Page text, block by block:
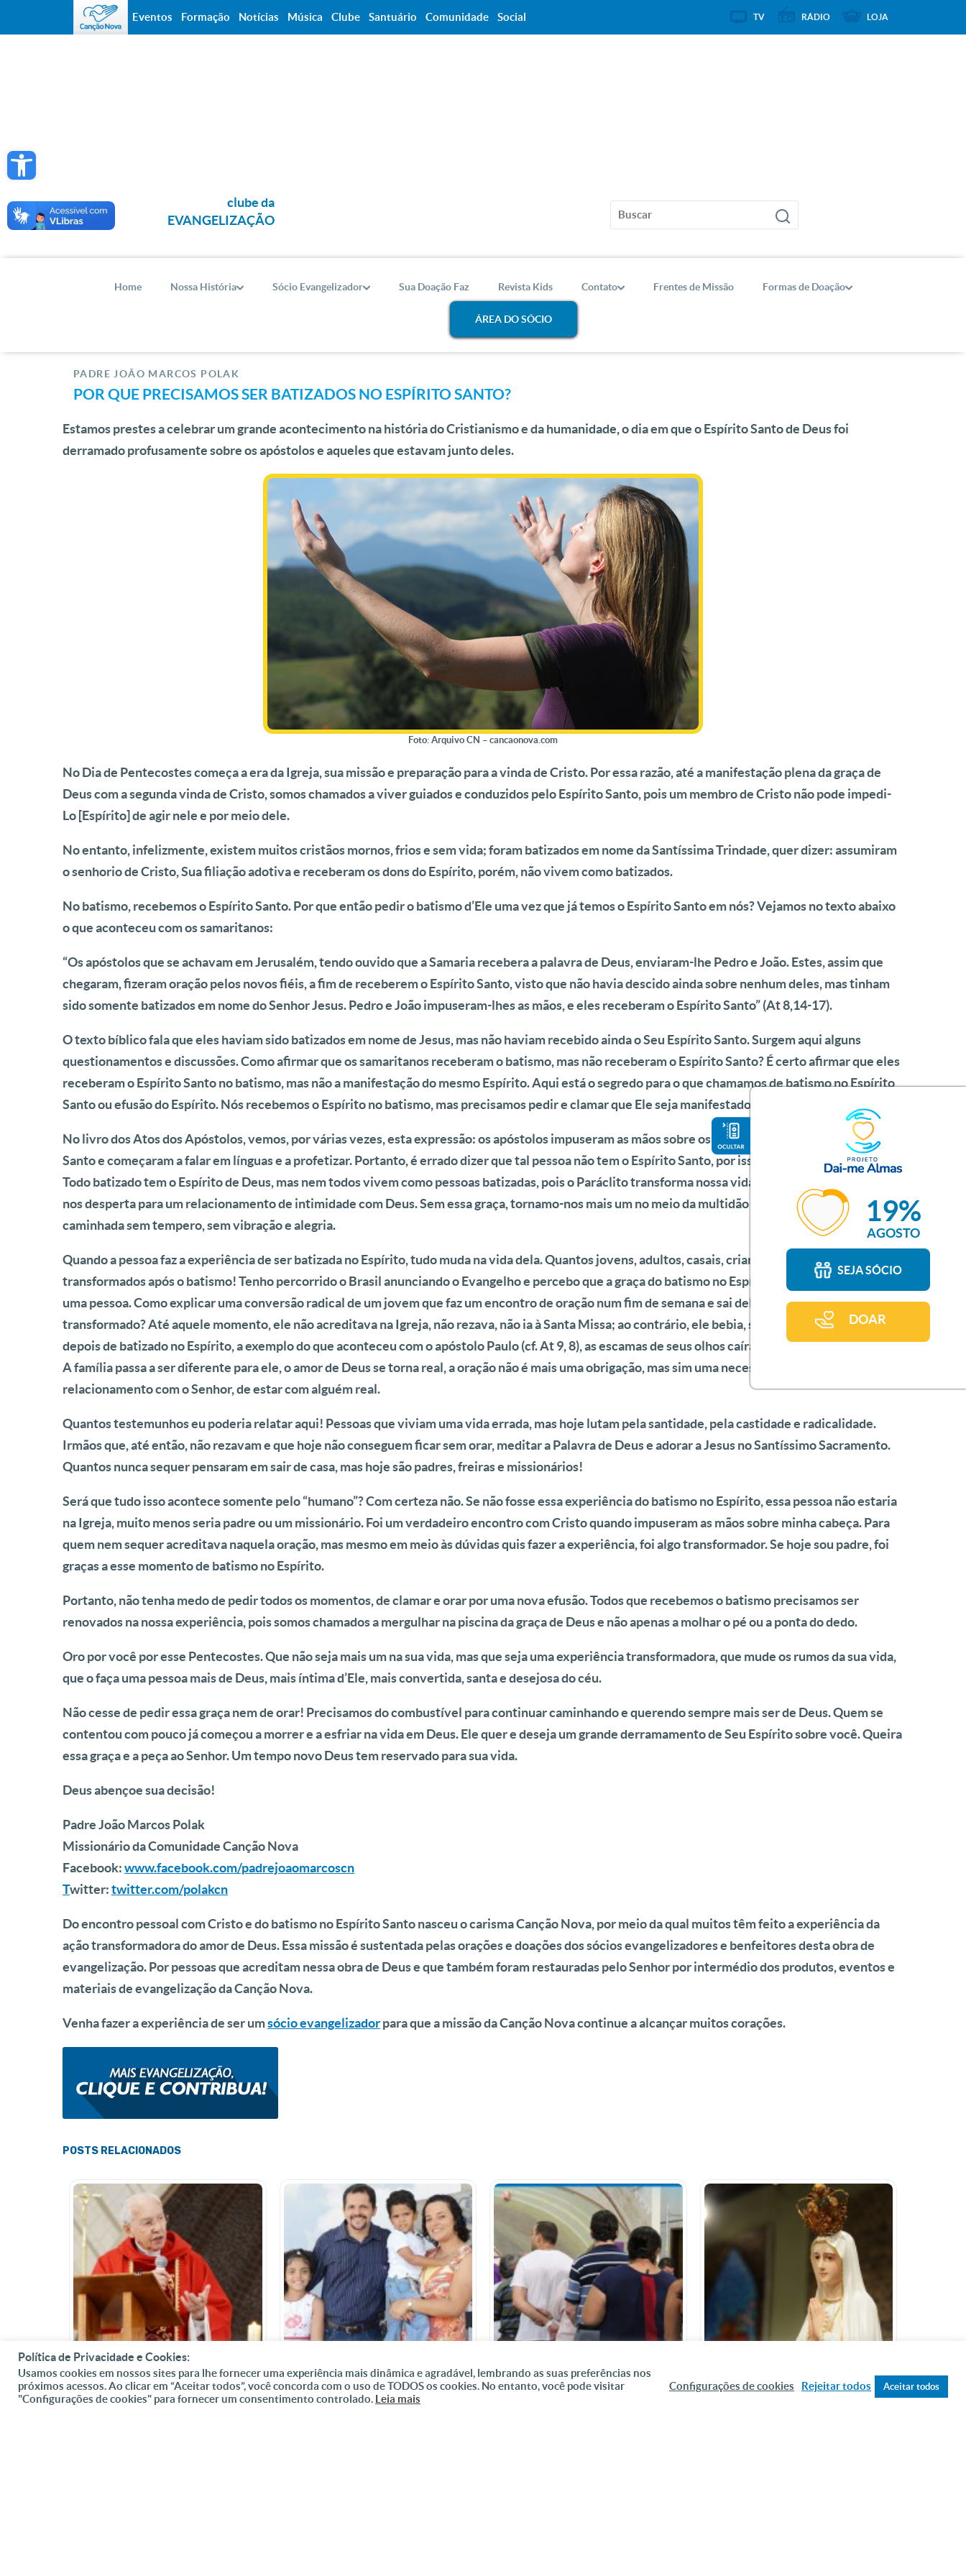
Open toolbar
AGOSTO
19%
SEJA SÓCIO
DOAR
clube da
EVANGELIZAÇÃO
Home Nossa História Sócio Evangelizador Sua Doação Faz Revista Kids Contato Frentes de Missão Formas de Doação
ÁREA DO SÓCIO
PADRE JOÃO MARCOS POLAK
POR QUE PRECISAMOS SER BATIZADOS NO ESPÍRITO SANTO?
Estamos prestes a celebrar um grande acontecimento na história do Cristianismo e da humanidade, o dia em que o Espírito Santo de Deus foi
derramado profusamente sobre os apóstolos e aqueles que estavam junto deles.
Foto: Arquivo CN – cancaonova.com
No Dia de Pentecostes começa a era da Igreja, sua missão e preparação para a vinda de Cristo. Por essa razão, até a manifestação plena da graça de
Deus com a segunda vinda de Cristo, somos chamados a viver guiados e conduzidos pelo Espírito Santo, pois um membro de Cristo não pode impedi-
Lo [Espírito] de agir nele e por meio dele.
No entanto, infelizmente, existem muitos cristãos mornos, frios e sem vida; foram batizados em nome da Santíssima Trindade, quer dizer: assumiram
o senhorio de Cristo, Sua filiação adotiva e receberam os dons do Espírito, porém, não vivem como batizados.
No batismo, recebemos o Espírito Santo. Por que então pedir o batismo d’Ele uma vez que já temos o Espírito Santo em nós? Vejamos no texto abaixo
o que aconteceu com os samaritanos:
“Os apóstolos que se achavam em Jerusalém, tendo ouvido que a Samaria recebera a palavra de Deus, enviaram-lhe Pedro e João. Estes, assim que
chegaram, fizeram oração pelos novos fiéis, a fim de receberem o Espírito Santo, visto que não havia descido ainda sobre nenhum deles, mas tinham
sido somente batizados em nome do Senhor Jesus. Pedro e João impuseram-lhes as mãos, e eles receberam o Espírito Santo”(At 8,14-17).
O texto bíblico fala que eles haviam sido batizados em nome de Jesus, mas não haviam recebido ainda o Seu Espírito Santo. Surgem aqui alguns
questionamentos e discussões. Como afirmar que os samaritanos receberam o batismo, mas não receberam o Espírito Santo? É certo afirmar que eles
receberam o Espírito Santo no batismo, mas não a manifestação do mesmo Espírito. Aqui está o segredo para o que chamamos de batismo no Espírito
Santo ou efusão do Espírito. Nós recebemos o Espírito no batismo, mas precisamos pedir e clamar que Ele seja manifestado pelos dons e carismas.
No livro dos Atos dos Apóstolos, vemos, por várias vezes, esta expressão: os apóstolos impuseram as mãos sobre os fiéis e estes receberam o Espírito
Santo e começaram a falar em línguas e a profetizar. Portanto, é errado dizer que tal pessoa não tem o Espírito Santo, por isso age assim ou assado.
Todo batizado tem o Espírito de Deus, mas nem todos vivem como pessoas batizadas, pois o Paráclito transforma nossa vida, renova nosso coração e
nos desperta para um relacionamento de intimidade com Deus. Sem essa graça, tornamo-nos mais um no meio da multidão e vamos vivendo nossa
caminhada sem tempero, sem vibração e alegria.
Quando a pessoa faz a experiência de ser batizada no Espírito, tudo muda na vida dela. Quantos jovens, adultos, casais, crianças e adolescentes foram
transformados após o batismo! Tenho percorrido o Brasil anunciando o Evangelho e percebo que a graça do batismo no Espírito transforma a vida de
uma pessoa. Como explicar uma conversão radical de um jovem que faz um encontro de oração num fim de semana e sai dele completamente
transformado? Até aquele momento, ele não acreditava na Igreja, não rezava, não ia à Santa Missa; ao contrário, ele bebia, saía e “aprontava”. Mas,
depois de batizado no Espírito, a exemplo do que aconteceu com o apóstolo Paulo (cf. At 9, 8), as escamas de seus olhos caíram e tudo ficou diferente.
A família passa a ser diferente para ele, o amor de Deus se torna real, a oração não é mais uma obrigação, mas sim uma necessidade de cultivar um
relacionamento com o Senhor, de estar com alguém real.
Quantos testemunhos eu poderia relatar aqui! Pessoas que viviam uma vida errada, mas hoje lutam pela santidade, pela castidade e radicalidade.
Irmãos que, até então, não rezavam e que hoje não conseguem ficar sem orar, meditar a Palavra de Deus e adorar a Jesus no Santíssimo Sacramento.
Quantos nunca sequer pensaram em sair de casa, mas hoje são padres, freiras e missionários!
Será que tudo isso acontece somente pelo “humano”? Com certeza não. Se não fosse essa experiência do batismo no Espírito, essa pessoa não estaria
na Igreja, muito menos seria padre ou um missionário. Foi um verdadeiro encontro com Cristo quando impuseram as mãos sobre minha cabeça. Para
quem nem sequer acreditava naquela oração, mas mesmo em meio às dúvidas quis fazer a experiência, foi algo transformador. Se hoje sou padre, foi
graças a esse momento de batismo no Espírito.
Portanto, não tenha medo de pedir todos os momentos, de clamar e orar por uma nova efusão. Todos que recebemos o batismo precisamos ser
renovados na nossa experiência, pois somos chamados a mergulhar na piscina da graça de Deus e não apenas a molhar o pé ou a ponta do dedo.
Oro por você por esse Pentecostes. Que não seja mais um na sua vida, mas que seja uma experiência transformadora, que mude os rumos da sua vida,
que o faça uma pessoa mais de Deus, mais íntima d’Ele, mais convertida, santa e desejosa do céu.
Não cesse de pedir essa graça nem de orar! Precisamos do combustível para continuar caminhando e querendo sempre mais ser de Deus. Quem se
contentou com pouco já começou a morrer e a esfriar na vida em Deus. Ele quer e deseja um grande derramamento de Seu Espírito sobre você. Queira
essa graça e a peça ao Senhor. Um tempo novo Deus tem reservado para sua vida.
Deus abençoe sua decisão!
Padre João Marcos Polak
Missionário da Comunidade Canção Nova
Facebook:www.facebook.com/padrejoaomarcoscn
Twitter:twitter.com/polakcn
Do encontro pessoal com Cristo e do batismo no Espírito Santo nasceu o carisma Canção Nova, por meio da qual muitos têm feito a experiência da
ação transformadora do amor de Deus. Essa missão é sustentada pelas orações e doações dos sócios evangelizadores e benfeitores desta obra de
evangelização. Por pessoas que acreditam nessa obra de Deus e que também foram restauradas pelo Senhor por intermédio dos produtos, eventos e
materiais de evangelização da Canção Nova.
Venha fazer a experiência de ser umsócio evangelizadorpara que a missão da Canção Nova continue a alcançar muitos corações.
POSTS RELACIONADOS
"SEJA NOSSO SÓCIO. SEJA MEU
SÓCIO", PEDE MONSENHOR JONAS
UM TESOURO CHAMADO FAMÍLIA!
PARTICIPE DA MISSA EM INTENÇÃO
TUDO NA CANÇÃO NOVA PASSA
Eventos Formação Notícias Música Clube Santuário Comunidade Social TV RÁDIO LOJA
Política de Privacidade e Cookies:
Usamos cookies em nossos sites para lhe fornecer uma experiência mais dinâmica e agradável, lembrando as suas preferências nos
próximos acessos. Ao clicar em “Aceitar todos”, você concorda com o uso de TODOS os cookies. No entanto, você pode visitar
"Configurações de cookies" para fornecer um consentimento controlado. Leia mais
Configurações de cookies Rejeitar todos Aceitar todos